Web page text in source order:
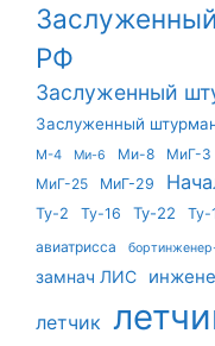
РФ
Заслуженный
Заслуженный
М-4
Ми-6 Ми-8 МиГ-3
МиГ-25
МиГ-29
Ту-2 Ту-16 Ту-22 Ту-
авиатрисса
замнач ЛИС
летчик